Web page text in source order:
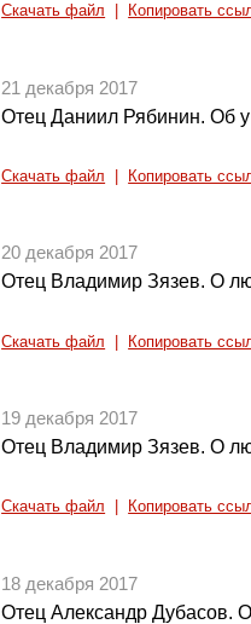
Скачать файл Копировать
21 декабря 2017
Отец Даниил Рябинин. Об
Скачать файл Копировать
20 декабря 2017
Отец Владимир Зязев. О
Скачать файл Копировать
19 декабря 2017
Отец Владимир Зязев. О
Скачать файл Копировать
18 декабря 2017
Отец Александр Дубасов.